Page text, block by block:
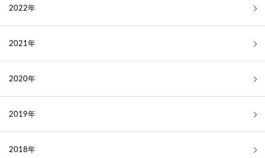
2022年
2021年
2020年
2019年
2018年